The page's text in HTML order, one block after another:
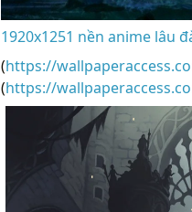
1920x1251 nền anime lâu
(https://
(https://